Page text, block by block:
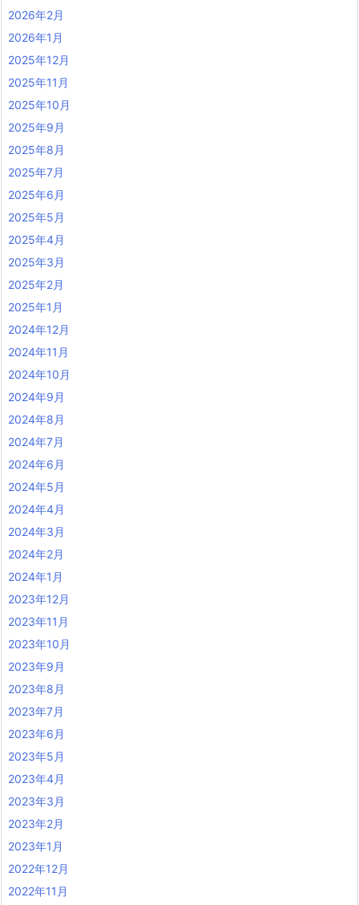
2026年2月
2026年1月
2025年12月
2025年11月
2025年10月
2025年9月
2025年8月
2025年7月
2025年6月
2025年5月
2025年4月
2025年3月
2025年2月
2025年1月
2024年12月
2024年11月
2024年10月
2024年9月
2024年8月
2024年7月
2024年6月
2024年5月
2024年4月
2024年3月
2024年2月
2024年1月
2023年12月
2023年11月
2023年10月
2023年9月
2023年8月
2023年7月
2023年6月
2023年5月
2023年4月
2023年3月
2023年2月
2023年1月
2022年12月
2022年11月